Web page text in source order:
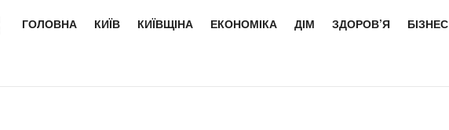
ГОЛОВНА КИЇВ КИЇВЩІНА ЕКОНОМІКА ДІМ ЗДОРОВ’Я БІЗНЕС